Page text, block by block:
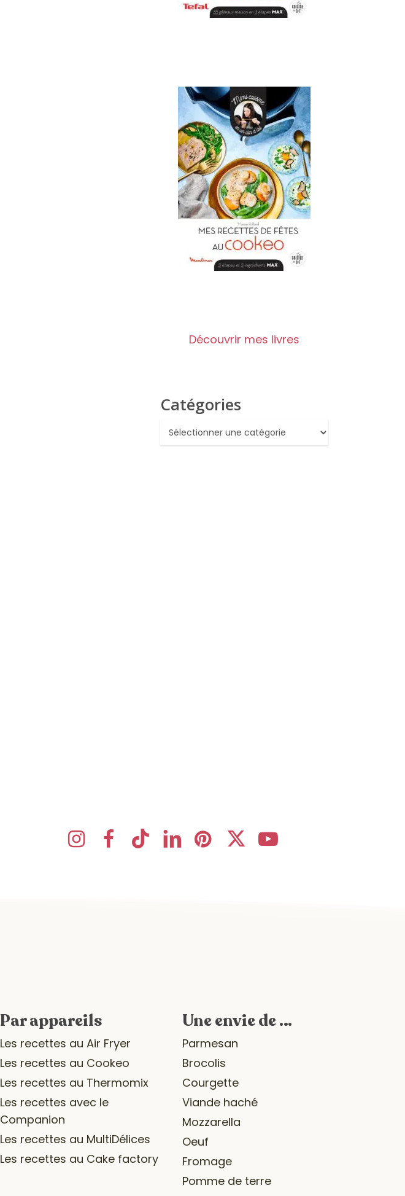
Découvrir mes livres
Catégories
Catégories
Par appareils
Les recettes au Air Fryer
Les recettes au Cookeo
Les recettes au Thermomix
Les recettes avec le
Companion
Les recettes au MultiDélices
Les recettes au Cake factory
Une envie de …
Parmesan
Brocolis
Courgette
Viande haché
Mozzarella
Oeuf
Fromage
Pomme de terre